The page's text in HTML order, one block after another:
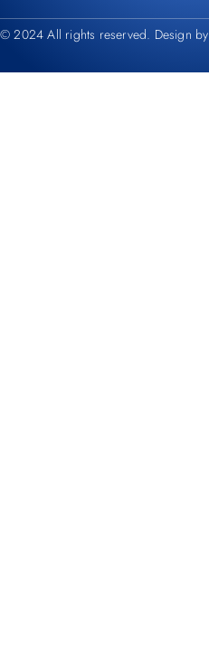
© 2024 All rights reserved. Design by